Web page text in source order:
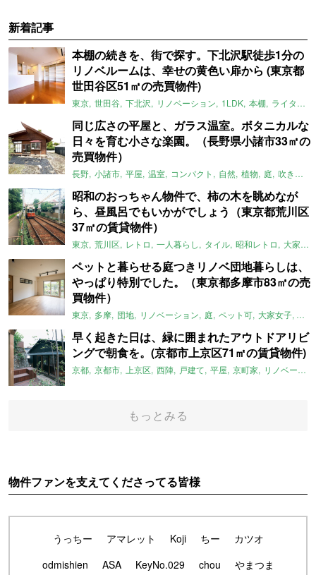
新着記事
本棚の続きを、街で探す。下北沢駅徒歩1分の
リノベルームは、幸せの黄色い扉から (東京都
世田谷区51㎡の売買物件)
東京 世田谷 下北沢 リノベーション 1LDK 本棚 ライター：ほしりょうこ
同じ広さの平屋と、ガラス温室。ボタニカルな
日々を育む小さな楽園。（長野県小諸市33㎡の
売買物件）
長野 小諸市 平屋 温室 コンパクト 自然 植物 庭 吹き抜け
昭和のおっちゃん物件で、柿の木を眺めなが
ら、昼風呂でもいかがでしょう（東京都荒川区
37㎡の賃貸物件）
東京 荒川区 レトロ 一人暮らし タイル 昭和レトロ 大家女子
ペットと暮らせる庭つきリノベ団地暮らしは、
やっぱり特別でした。（東京都多摩市83㎡の売
買物件）
東京 多摩 団地 リノベーション 庭 ペット可 大家女子 団
早く起きた日は、緑に囲まれたアウトドアリビ
ングで朝食を。(京都市上京区71㎡の賃貸物件)
京都 京都市 上京区 西陣 戸建て 平屋 京町家 リノベーション
もっとみる
物件ファンを支えてくださってる皆様
うっちー アマレット Koji ちー
カツオ
odmishien
ASA KeyNo.029 chou
やまつま